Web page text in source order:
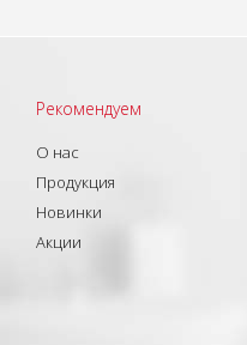
Рекомендуем
О нас
Продукция
Новинки
Акции